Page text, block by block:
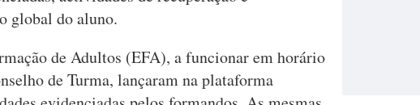
global do aluno.
de Adultos (EFA), a funcionar em horário
de Turma, lançaram na plataforma